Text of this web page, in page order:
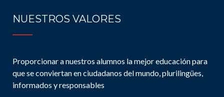
NUESTROS VALORES
Proporcionar a nuestros alumnos la mejor educación para
que se conviertan en ciudadanos del mundo, plurilingües,
informados y responsables